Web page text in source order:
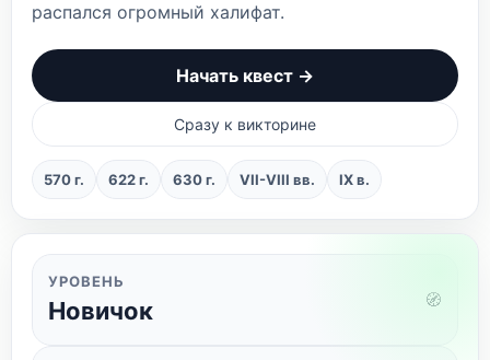
распался огромный халифат.
Начать квест →
Сразу к викторине
570 г. 622 г. 630 г. VII-VIII вв. IX в.
УРОВЕНЬ
Новичок 🧭